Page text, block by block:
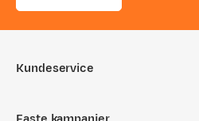
Funket bra og har det man trenger til
Bente P
Kundeservice